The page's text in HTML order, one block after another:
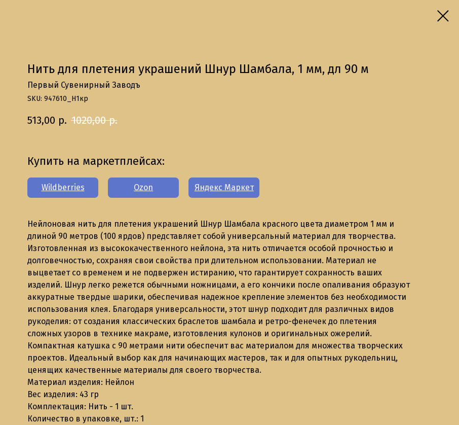
Нить для плетения украшений Шнур Шамбала, 1 мм, дл 90 м
Первый Сувенирный Заводъ
SKU: 947610_Н1кр
513,00 р. 1020,00 р.
Купить на маркетплейсах:
Wildberries Ozon Яндекс Маркет
Нейлоновая нить для плетения украшений Шнур Шамбала красного цвета диаметром 1 мм и
длиной 90 метров (100 ярдов) представляет собой универсальный материал для творчества.
Изготовленная из высококачественного нейлона, эта нить отличается особой прочностью и
долговечностью, сохраняя свои свойства при длительном использовании. Материал не
выцветает со временем и не подвержен истиранию, что гарантирует сохранность ваших
изделий. Шнур легко режется обычными ножницами, а его кончики после опаливания образуют
аккуратные твердые шарики, обеспечивая надежное крепление элементов без необходимости
использования клея. Благодаря универсальности, этот шнур подходит для различных видов
рукоделия: от создания классических браслетов шамбала и ретро-фенечек до плетения
сложных узоров в технике макраме, изготовления кулонов и оригинальных ожерелий.
Компактная катушка с 90 метрами нити обеспечит вас материалом для множества творческих
проектов. Идеальный выбор как для начинающих мастеров, так и для опытных рукодельниц,
ценящих качественные материалы для своего творчества.
Материал изделия: Нейлон
Вес изделия: 43 гр
Комплектация: Нить - 1 шт.
Количество в упаковке, шт.: 1